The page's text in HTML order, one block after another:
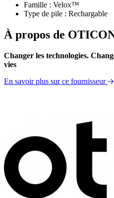
Famille : Velox™
Type de pile : Rechargable
À propos de
Changer les technologies.
vies
En savoir plus sur ce fournisseur